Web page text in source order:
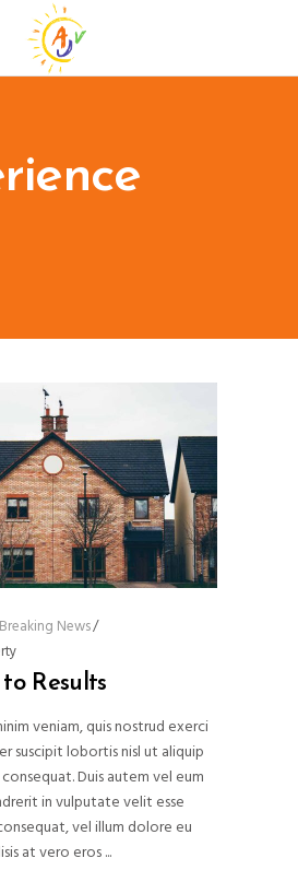
Breaking News
Results
veniam, quis nostrud exerci
suscipit lobortis nisl ut aliquip
Duis autem vel eum
in vulputate velit esse
vel illum dolore eu
at vero eros